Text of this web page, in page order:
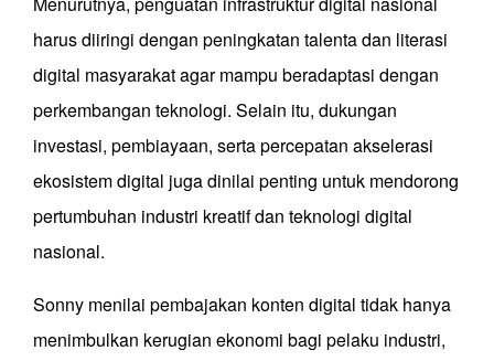
harus diiringi dengan peningkatan talenta dan literasi
digital masyarakat agar mampu beradaptasi dengan
perkembangan teknologi. Selain itu, dukungan
investasi, pembiayaan, serta percepatan akselerasi
ekosistem digital juga dinilai penting untuk mendorong
pertumbuhan industri kreatif dan teknologi digital
nasional.
Sonny menilai pembajakan konten digital tidak hanya
menimbulkan kerugian ekonomi bagi pelaku industri,